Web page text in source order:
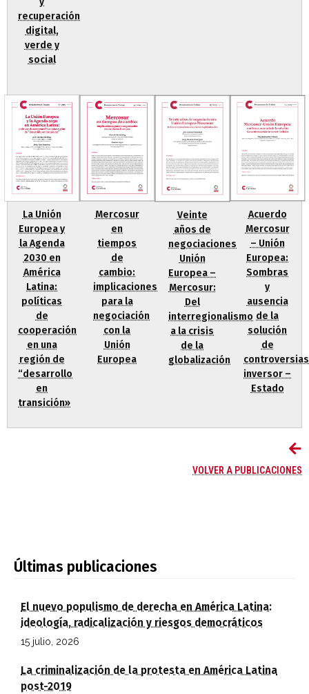
recuperación
digital,
verde y
social
La Unión
Europea y
la Agenda
2030 en
América
Latina:
políticas
de
cooperación
en una
región de
“desarrollo
en
transición»
Mercosur
en
tiempos
de
cambio:
implicaciones
para la
negociación
con la
Unión
Europea
Veinte
años de
negociaciones
Unión
Europea –
Mercosur:
Del
interregionalismo
a la crisis
de la
globalización
Acuerdo
Mercosur
– Unión
Europea:
Sombras
y
ausencia
de la
solución
de
controversias
inversor –
Estado
VOLVER A PUBLICACIONES
Últimas publicaciones
El nuevo populismo de derecha en América Latina:
ideología, radicalización y riesgos democráticos
15 julio, 2026
La criminalización de la protesta en América Latina
post-2019